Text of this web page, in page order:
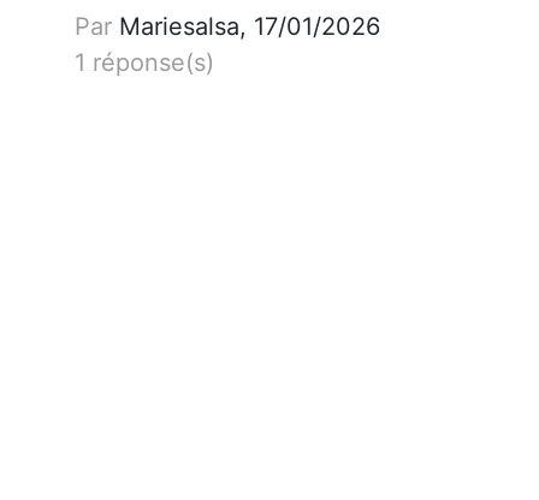
Par Mariesalsa, 17/01/2026
1 réponse(s)